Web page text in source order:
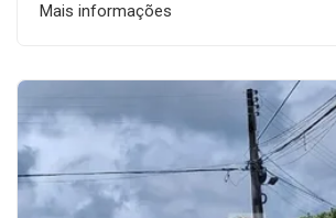
Mais informações